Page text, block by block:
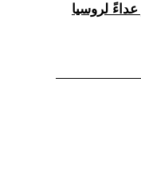
عداءً لروسيا